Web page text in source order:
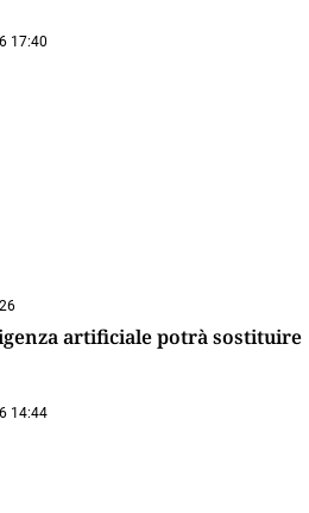
17:40
artificiale potrà sostituire
14:44